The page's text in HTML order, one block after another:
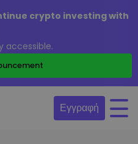
crypto investing with
accessible.
Εγγραφή